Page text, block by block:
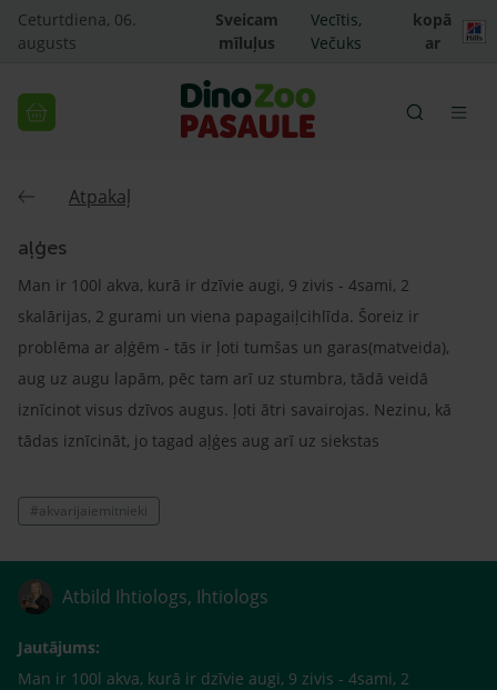
Ceturtdiena, 06.
augusts
Sveicam
mīluļus
Vecītis,
Večuks
kopā
ar
Atpakaļ
aļģes
Man ir 100l akva, kurā ir dzīvie augi, 9 zivis - 4sami, 2
skalārijas, 2 gurami un viena papagaiļcihlīda. Šoreiz ir
problēma ar aļģēm - tās ir ļoti tumšas un garas(matveida),
aug uz augu lapām, pēc tam arī uz stumbra, tādā veidā
iznīcinot visus dzīvos augus. ļoti ātri savairojas. Nezinu, kā
tādas iznīcināt, jo tagad aļģes aug arī uz siekstas
#akvarijaiemitnieki
Atbild Ihtiologs, Ihtiologs
Jautājums:
Man ir 100l akva, kurā ir dzīvie augi, 9 zivis - 4sami, 2